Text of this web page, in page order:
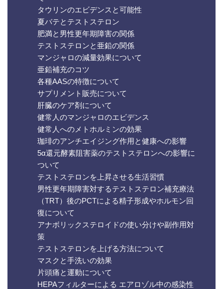
タウリンのエビデンスと可能性
夏バテとテストステロン
肥満と男性更年期障害の関係
テストステロンと亜鉛の関係
マンジャロの減量効果について
亜鉛補充のコツ
各種AASの特徴について
サプリメント販売について
肝臓のケア剤について
健常人のマンジャロのエビデンス
健常人へのメトホルミンの効果
珈琲のアンチエイジング作用と健康への影響
5α還元酵素阻害薬のテストステロンへの影響に
ついて
テストステロンを上昇させる生活習慣
男性更年期障害対するテストステロン補充療法
（TRT）後のPCTによる精子形成やホルモン回
復について
アナボリックステロイドの使い分けや副作用対
策
テストステロンを上げる方法について
マスクと手洗いの効果
片頭痛と運動について
HEPAフィルターによる エアロゾル中の感染性